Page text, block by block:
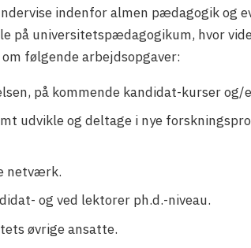
indenfor almen pædagogik og
på universitetspædagogikum, hvor
følgende arbejdsopgaver:
på kommende kandidat-kurser
udvikle og deltage i nye
netværk.
og ved lektorer ph.d.-niveau.
øvrige ansatte.